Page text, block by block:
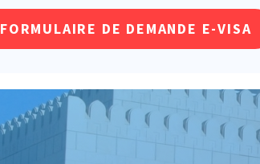
FORMULAIRE DE DEMANDE E-VISA